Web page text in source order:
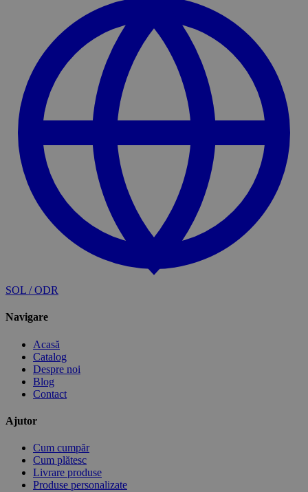
SOL / ODR
Navigare
Acasă
Catalog
Despre noi
Blog
Contact
Ajutor
Cum cumpăr
Cum plătesc
Livrare produse
Produse personalizate